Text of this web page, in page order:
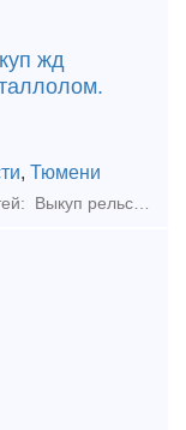
жд
, Тюмени
Производим выкуп жд запчастей, жд путей: Выкуп рельс, Колесные пары бу, Накладки Подкладки под рельс новые и бу. Болты, костыли, шайбы, клемма пк, шурупы. Выкупаем рельсы железнодорожные, трамвайные